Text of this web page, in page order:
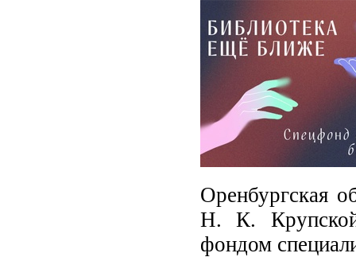
Оренбургская
Н. К. Крупской
фондом